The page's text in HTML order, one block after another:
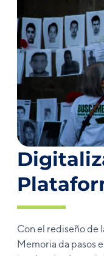
Con el rediseño de
Memoria da pasos